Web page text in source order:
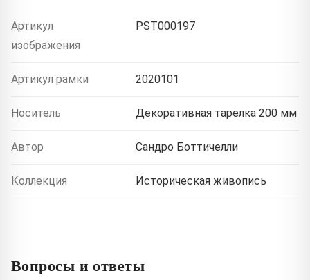
Артикул
изображения
PST000197
Артикул рамки 2020101
Носитель Декоративная тарелка 200 мм
Автор Сандро Боттичелли
Коллекция Историческая живопись
Вопросы и ответы